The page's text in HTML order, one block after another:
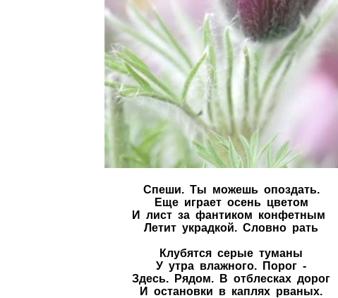
Спеши. Ты можешь опоздать.
Еще играет осень цветом
И лист за фантиком конфетным
Летит украдкой. Словно рать
Клубятся серые туманы
У утра влажного. Порог -
Здесь. Рядом. В отблесках дорог
И остановки в каплях рваных.